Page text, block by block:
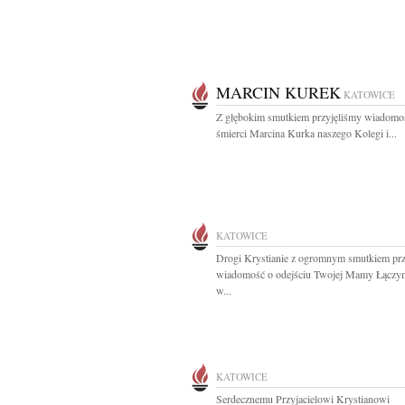
MARCIN KUREK KATOWICE
Z głębokim smutkiem przyjęliśmy
śmierci Marcina Kurka naszego Kolegi i...
KATOWICE
Drogi Krystianie z ogromnym smutkiem
wiadomość o odejściu Twojej Mamy
w...
KATOWICE
Serdecznemu Przyjacielowi Krystianowi